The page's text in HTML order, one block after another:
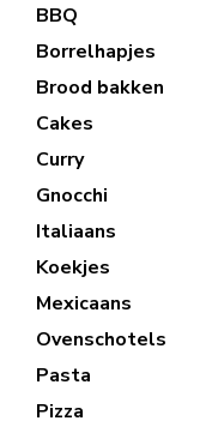
BBQ
Borrelhapjes
Brood bakken
Cakes
Curry
Gnocchi
Italiaans
Koekjes
Mexicaans
Ovenschotels
Pasta
Pizza